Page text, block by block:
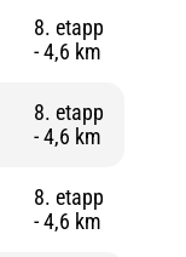
8. etapp
- 4,6 km
8. etapp
- 4,6 km
8. etapp
- 4,6 km